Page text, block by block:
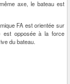
axe, le bateau est
FA est orientée sur
est opposée à la force
du bateau.